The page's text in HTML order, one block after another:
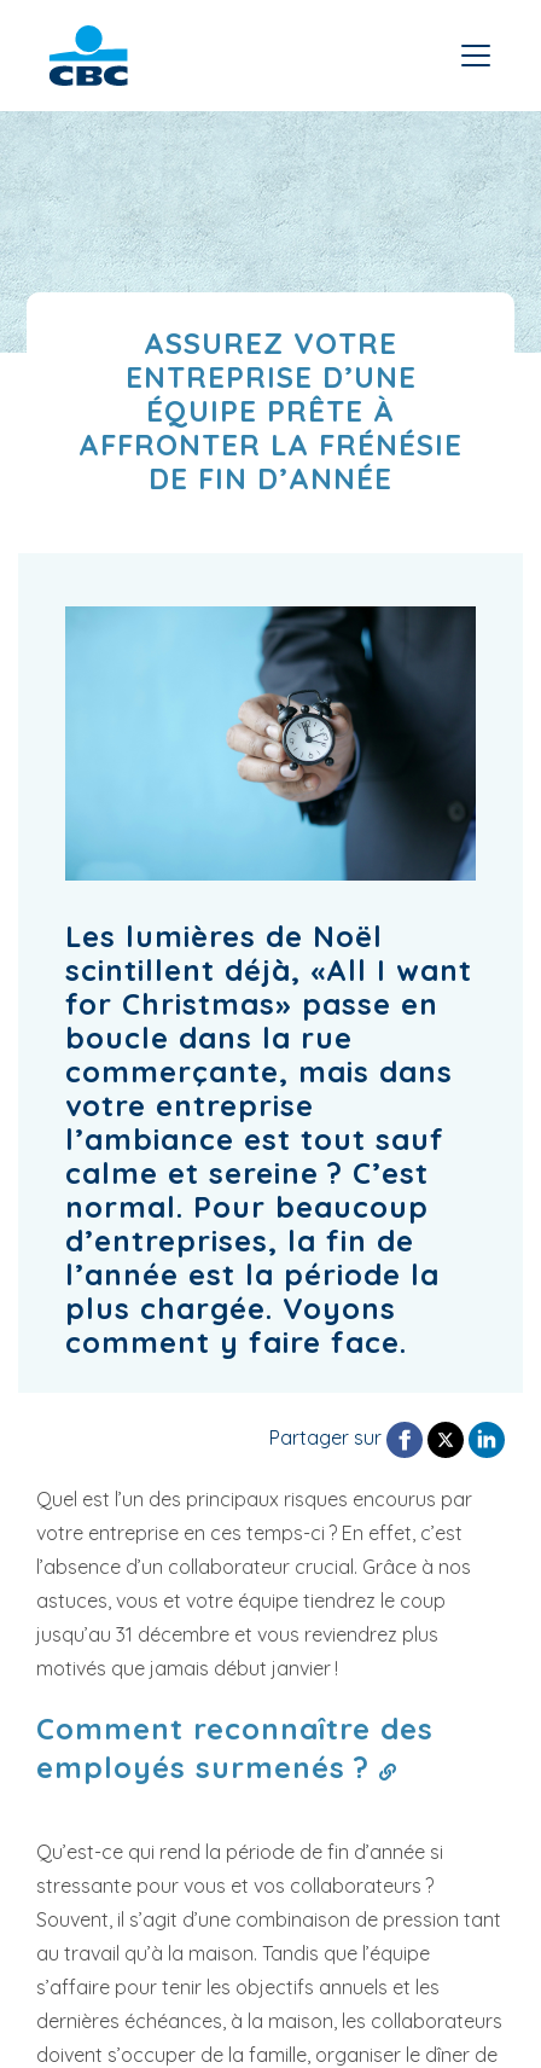
ASSUREZ VOTRE
ENTREPRISE D’UNE
ÉQUIPE PRÊTE À
AFFRONTER LA FRÉNÉSIE
DE FIN D’ANNÉE
Les lumières de Noël
scintillent déjà, «All I want
for Christmas» passe en
boucle dans la rue
commerçante, mais dans
votre entreprise
l’ambiance est tout sauf
calme et sereine ? C’est
normal. Pour beaucoup
d’entreprises, la fin de
l’année est la période la
plus chargée. Voyons
comment y faire face.
Partager sur
Quel est l’un des principaux risques encourus par
votre entreprise en ces temps-ci ? En effet, c’est
l’absence d’un collaborateur crucial. Grâce à nos
astuces, vous et votre équipe tiendrez le coup
jusqu’au 31 décembre et vous reviendrez plus
motivés que jamais début janvier !
Comment reconnaître des
employés surmenés ?
Qu’est-ce qui rend la période de fin d’année si
stressante pour vous et vos collaborateurs ?
Souvent, il s’agit d’une combinaison de pression tant
au travail qu’à la maison. Tandis que l’équipe
s’affaire pour tenir les objectifs annuels et les
dernières échéances, à la maison, les collaborateurs
doivent s’occuper de la famille, organiser le dîner de